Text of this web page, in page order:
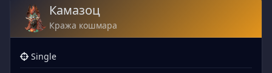
Камазоц
Кража кошмара
Single